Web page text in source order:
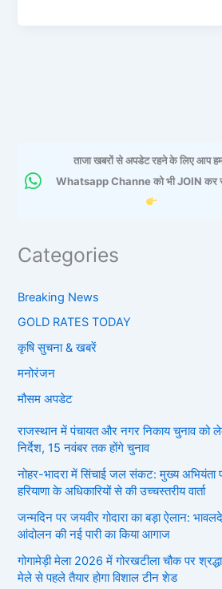
ताजा खबरों से अपडेट रहने के लिए आप
Whatsapp Channe को भी JOIN कर
Categories
Breaking News
GOLD RATES TODAY
कृषि सुचना & खबरें
मनोरंजन
मौसम अपडेट
राजस्थान में पंचायत और नगर निकाय चुनाव को
निर्देश, 15 नवंबर तक होंगे चुनाव
नोहर-भादरा में सिंचाई जल संकट: मुख्य अभियंता
हरियाणा के अधिकारियों से की उच्चस्तरीय वार्ता
जन्मदिन पर जयवीर गोदारा का बड़ा ऐलान:
आंदोलन की नई पारी का किया आगाज
गोगामेड़ी मेला 2026 में गोरखटीला चौक पर
मेले से पहले तैयार होगा विशाल टीन शेड